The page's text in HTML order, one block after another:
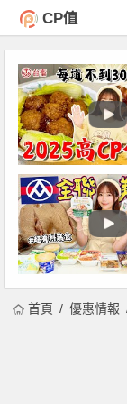
CP值
首頁 優惠情報